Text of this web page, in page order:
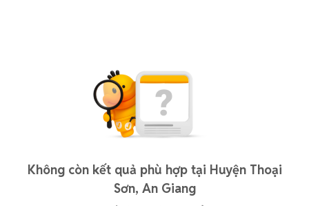
Không còn kết quả phù hợp tại Huyện Thoại
Sơn, An Giang